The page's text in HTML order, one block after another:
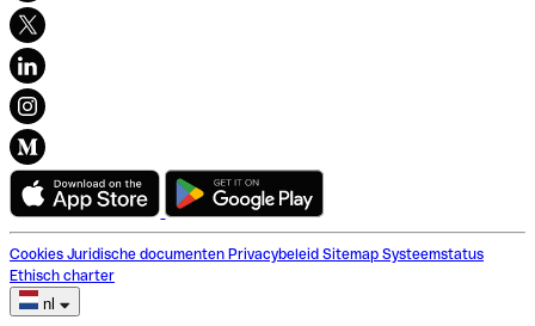
Cookies Juridische documenten Privacybeleid Sitemap Systeemstatus
Ethisch charter
nl